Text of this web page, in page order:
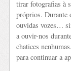
tirar fotografias à
próprios. Durante
ouvidas vozes…
a ouvir-nos
chatices
para continuar a